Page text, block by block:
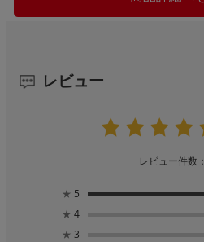
レビュー
レビュー件数：
★ 5
★ 4
★ 3